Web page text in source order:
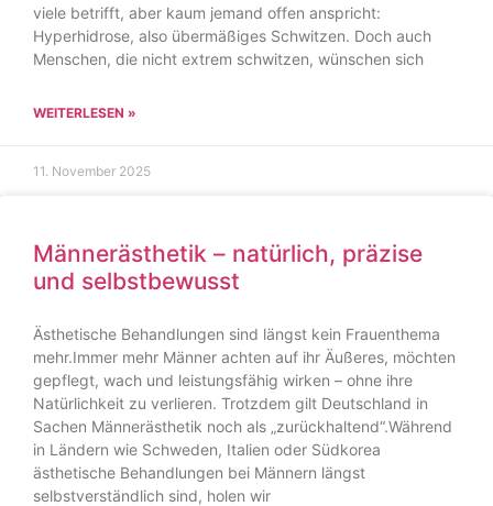
viele betrifft, aber kaum jemand offen anspricht:
Hyperhidrose, also übermäßiges Schwitzen. Doch auch
Menschen, die nicht extrem schwitzen, wünschen sich
WEITERLESEN »
11. November 2025
Männerästhetik – natürlich, präzise
und selbstbewusst
Ästhetische Behandlungen sind längst kein Frauenthema
mehr.Immer mehr Männer achten auf ihr Äußeres, möchten
gepflegt, wach und leistungsfähig wirken – ohne ihre
Natürlichkeit zu verlieren. Trotzdem gilt Deutschland in
Sachen Männerästhetik noch als „zurückhaltend“.Während
in Ländern wie Schweden, Italien oder Südkorea
ästhetische Behandlungen bei Männern längst
selbstverständlich sind, holen wir